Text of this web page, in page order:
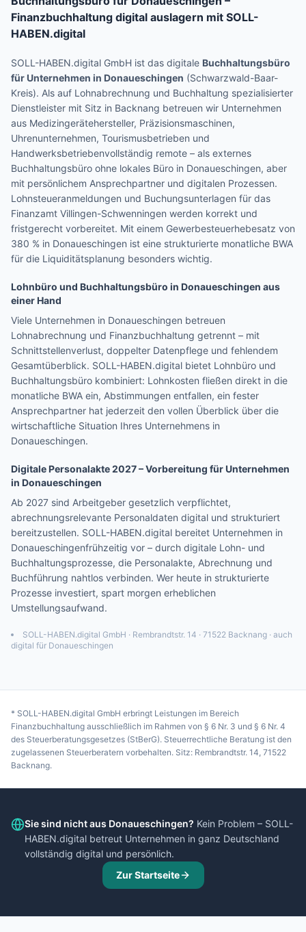
Finanzbuchhaltung digital auslagern mit SOLL-
HABEN.digital
SOLL-HABEN.digital GmbH ist das digitale Buchhaltungsbüro
für Unternehmen in Donaueschingen (Schwarzwald-Baar-
Kreis). Als auf Lohnabrechnung und Buchhaltung spezialisierter
Dienstleister mit Sitz in Backnang betreuen wir Unternehmen
aus Medizingerätehersteller, Präzisionsmaschinen,
Uhrenunternehmen, Tourismusbetrieben und
Handwerksbetriebenvollständig remote – als externes
Buchhaltungsbüro ohne lokales Büro in Donaueschingen, aber
mit persönlichem Ansprechpartner und digitalen Prozessen.
Lohnsteueranmeldungen und Buchungsunterlagen für das
Finanzamt Villingen-Schwenningen werden korrekt und
fristgerecht vorbereitet. Mit einem Gewerbesteuerhebesatz von
380 % in Donaueschingen ist eine strukturierte monatliche BWA
für die Liquiditätsplanung besonders wichtig.
Lohnbüro und Buchhaltungsbüro in Donaueschingen aus
einer Hand
Viele Unternehmen in Donaueschingen betreuen
Lohnabrechnung und Finanzbuchhaltung getrennt – mit
Schnittstellenverlust, doppelter Datenpflege und fehlendem
Gesamtüberblick. SOLL-HABEN.digital bietet Lohnbüro und
Buchhaltungsbüro kombiniert: Lohnkosten fließen direkt in die
monatliche BWA ein, Abstimmungen entfallen, ein fester
Ansprechpartner hat jederzeit den vollen Überblick über die
wirtschaftliche Situation Ihres Unternehmens in
Donaueschingen.
Digitale Personalakte 2027 – Vorbereitung für Unternehmen
in Donaueschingen
Ab 2027 sind Arbeitgeber gesetzlich verpflichtet,
abrechnungsrelevante Personaldaten digital und strukturiert
bereitzustellen. SOLL-HABEN.digital bereitet Unternehmen in
Donaueschingenfrühzeitig vor – durch digitale Lohn- und
Buchhaltungsprozesse, die Personalakte, Abrechnung und
Buchführung nahtlos verbinden. Wer heute in strukturierte
Prozesse investiert, spart morgen erheblichen
Umstellungsaufwand.
SOLL-HABEN.digital GmbH · Rembrandtstr. 14 · 71522 Backnang · auch
digital für Donaueschingen
* SOLL-HABEN.digital GmbH erbringt Leistungen im Bereich
Finanzbuchhaltung ausschließlich im Rahmen von § 6 Nr. 3 und § 6 Nr. 4
des Steuerberatungsgesetzes (StBerG). Steuerrechtliche Beratung ist den
zugelassenen Steuerberatern vorbehalten. Sitz: Rembrandtstr. 14, 71522
Backnang.
Sie sind nicht aus Donaueschingen? Kein Problem – SOLL-
HABEN.digital betreut Unternehmen in ganz Deutschland
vollständig digital und persönlich.
Zur Startseite